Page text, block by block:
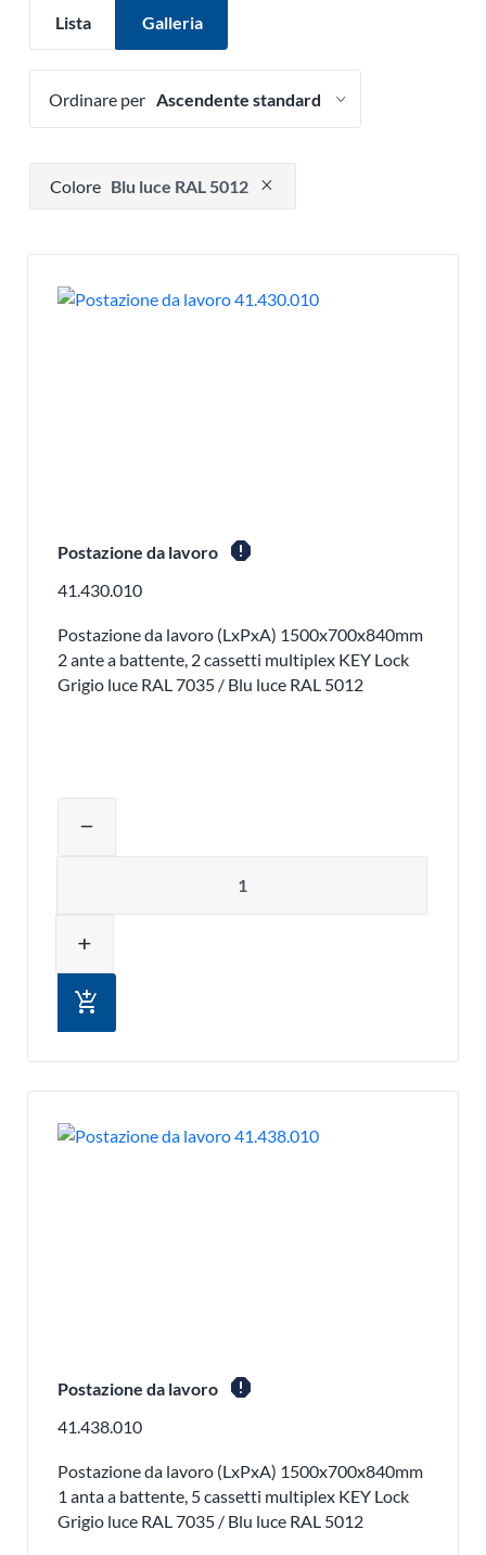
Lista Galleria
Ordinare per
Premere per rimuovere l'opzione filtro
Colore Blu luce RAL 5012
Postazione da lavoro report
41.430.010
Postazione da lavoro (LxPxA) 1500x700x840mm
2 ante a battente, 2 cassetti multiplex KEY Lock
Grigio luce RAL 7035 / Blu luce RAL 5012
remove
add
add_shopping_cart
Postazione da lavoro report
41.438.010
Postazione da lavoro (LxPxA) 1500x700x840mm
1 anta a battente, 5 cassetti multiplex KEY Lock
Grigio luce RAL 7035 / Blu luce RAL 5012